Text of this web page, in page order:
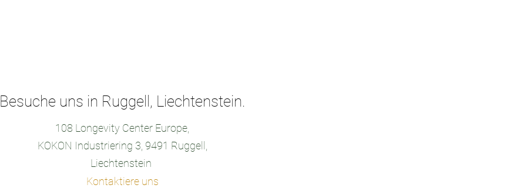
Besuche uns in Ruggell, Liechtenstein.
108 Longevity Center Europe,
KOKON Industriering 3, 9491 Ruggell,
Liechtenstein
Kontaktiere uns